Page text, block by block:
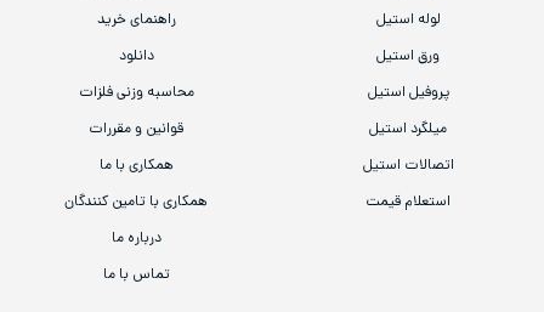
لوله استیل
ورق استیل
پروفیل استیل
میلگرد استیل
اتصالات استیل
استعلام قیمت
راهنمای خرید
دانلود
محاسبه وزنی فلزات
قوانین و مقررات
همکاری با ما
همکاری با تامین کنندگان
درباره ما
تماس با ما